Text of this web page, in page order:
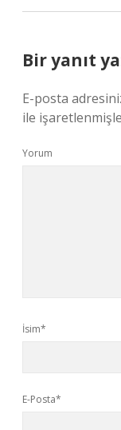
Bir yanıt
E-posta
ile
Yorum
İsim*
E-Posta*